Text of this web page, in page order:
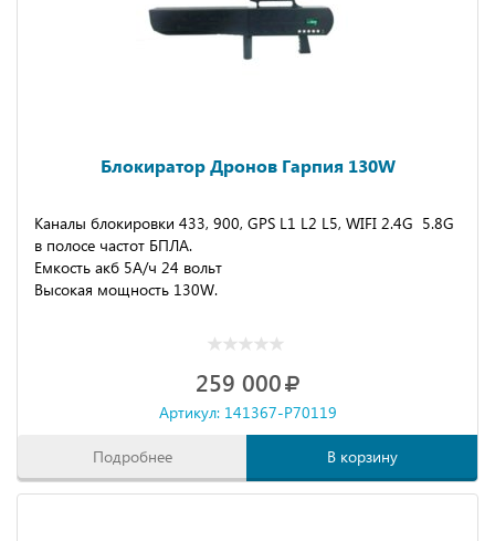
Блокиратор Дронов Гарпия 130W
Каналы блокировки 433, 900, GPS L1 L2 L5, WIFI 2.4G 5.8G
в полосе частот БПЛА.
Емкость акб 5А/ч 24 вольт
Высокая мощность 130W.
259 000
Артикул: 141367-P70119
Подробнее В корзину